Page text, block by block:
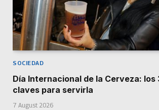
SOCIEDAD
Día Internacional de la Cerveza: los
claves para servirla
7 August 2026